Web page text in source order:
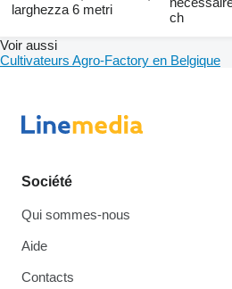
larghezza 6 metri
ch
Voir aussi
Cultivateurs Agro-Factory en Belgique
Société
Qui sommes-nous
Aide
Contacts